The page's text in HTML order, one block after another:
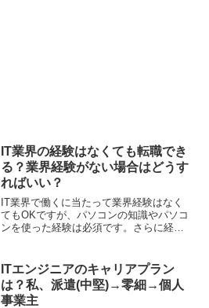
IT業界の経験はなくても転職でき
る？業界経験がない場合はどうす
ればいい？
IT業界で働くに当たって業界経験はなく
てもOKですが、パソコンの知識やパソコ
ンを使った経験は必須です。さらに経験
ということが前提です。わからないこと
は自分で調べるイン...
ITエンジニアのキャリアプラン
は？私、派遣(中堅)→零細→個人
事業主